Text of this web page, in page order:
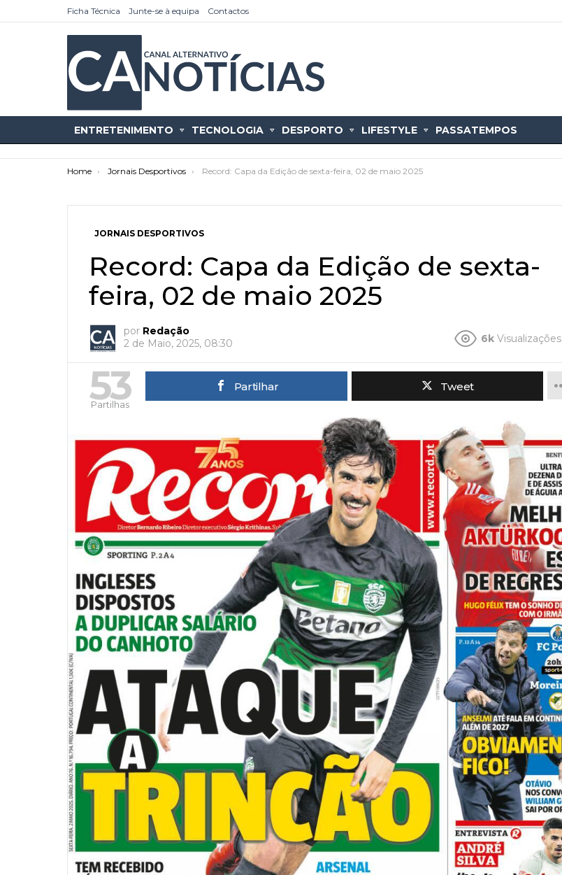
Ficha Técnica Junte-se à equipa Contactos
ENTRETENIMENTO TECNOLOGIA DESPORTO LIFESTYLE PASSATEMPOS
You are here:
Home Jornais Desportivos Record: Capa da Edição de sexta-feira, 02 de maio 2025
JORNAIS DESPORTIVOS
Record: Capa da Edição de sexta-
feira, 02 de maio 2025
por Redação
2 de Maio, 2025, 08:30
6k Visualizações
53
Partilhas
Partilhar Tweet